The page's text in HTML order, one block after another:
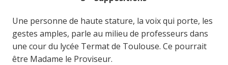
Une personne de haute stature, la voix qui porte, les
gestes amples, parle au milieu de professeurs dans
une cour du lycée Termat de Toulouse. Ce pourrait
être Madame le Proviseur.